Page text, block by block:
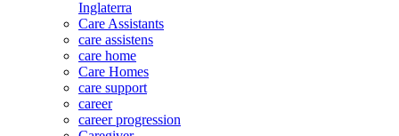
Inglaterra
Care Assistants
care assistens
care home
Care Homes
care support
career
career progression